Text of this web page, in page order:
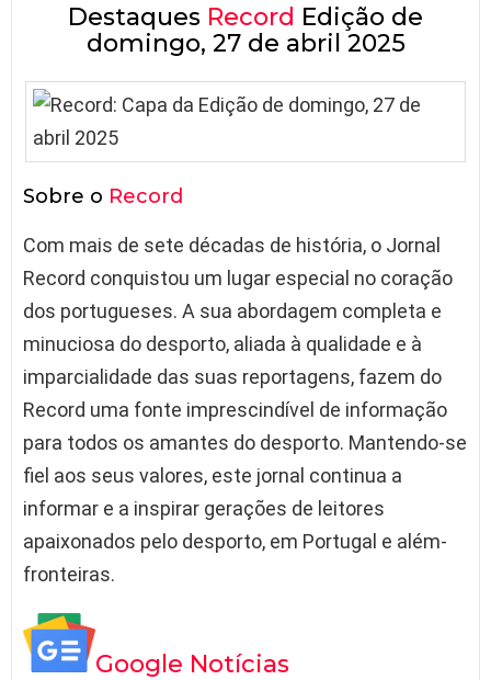
Destaques Record Edição de
domingo, 27 de abril 2025
Sobre o Record
Com mais de sete décadas de história, o Jornal
Record conquistou um lugar especial no coração
dos portugueses. A sua abordagem completa e
minuciosa do desporto, aliada à qualidade e à
imparcialidade das suas reportagens, fazem do
Record uma fonte imprescindível de informação
para todos os amantes do desporto. Mantendo-se
fiel aos seus valores, este jornal continua a
informar e a inspirar gerações de leitores
apaixonados pelo desporto, em Portugal e além-
fronteiras.
Google Notícias